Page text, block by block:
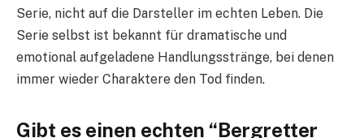
Serie, nicht auf die Darsteller im echten Leben. Die
Serie selbst ist bekannt für dramatische und
emotional aufgeladene Handlungsstränge, bei denen
immer wieder Charaktere den Tod finden.
Gibt es einen echten “Bergretter